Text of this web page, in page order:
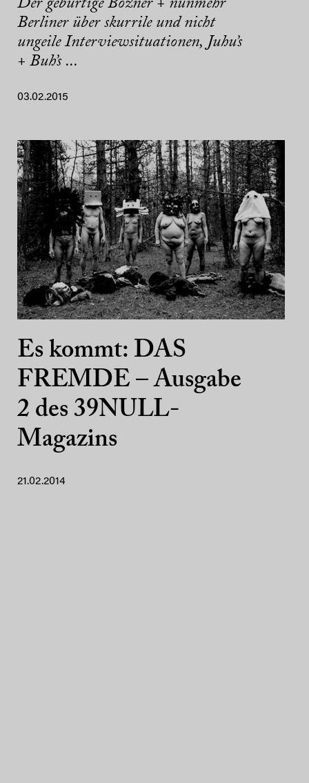
Der gebürtige Bozner + nunmehr
Berliner über skurrile und nicht
ungeile Interviewsituationen, Juhu’s
+ Buh’s ...
03.02.2015
Es kommt: DAS
FREMDE – Ausgabe
2 des 39NULL-
Magazins
21.02.2014